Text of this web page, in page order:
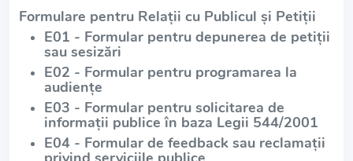
Formulare pentru Relații cu Publicul și Petiții
E01 - Formular pentru depunerea de petiții
sau sesizări
E02 - Formular pentru programarea la
audiențe
E03 - Formular pentru solicitarea de
informații publice în baza Legii 544/2001
E04 - Formular de feedback sau reclamații